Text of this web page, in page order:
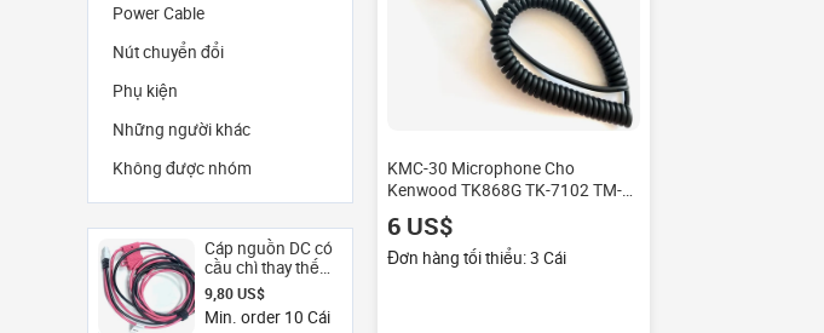
Power Cable
Nút chuyển đổi
Phụ kiện
Những người khác
Không được nhóm
Cáp nguồn DC có
cầu chì thay thế
PWC10 15A cho
máy bộ đàm di
động Hytera
9,80 US$
Min. order 10 Cái
KMC-30 Microphone Cho
Kenwood TK868G TK-7102 TM-
461A TM-471A TK730 NX-700
TK-8102 TK-7302 TK-8302
Tm271 Đài Phát Thanh
6 US$
Đơn hàng tối thiểu: 3 Cái